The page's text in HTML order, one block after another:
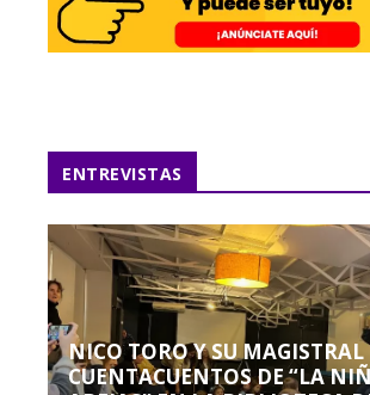
ENTREVISTAS
NICO TORO Y SU MAGISTRAL
CUENTACUENTOS DE “LA